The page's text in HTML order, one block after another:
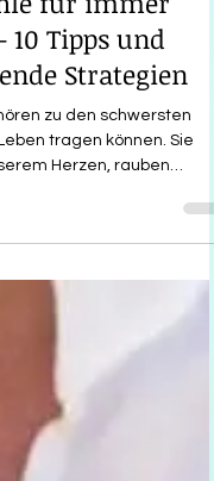
für immer
10 Tipps und
Strategien
zu den schwersten
tragen können. Sie
kaum los. Ob nach
dem, was war, und
Doch die gute
üben – und dich selbs